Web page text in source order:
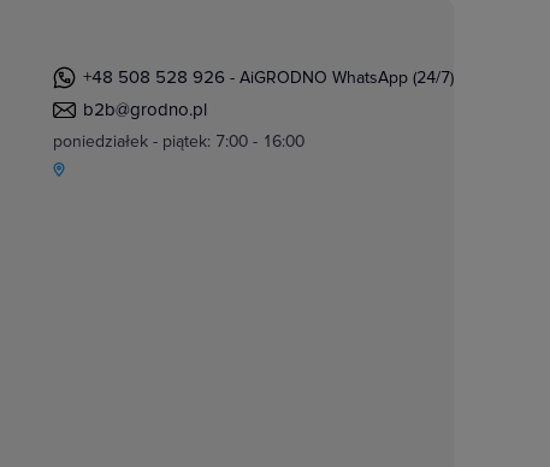
+48 508 528 926 - AiGRODNO WhatsApp (24/7)
b2b@grodno.pl
poniedziałek - piątek: 7:00 - 16:00